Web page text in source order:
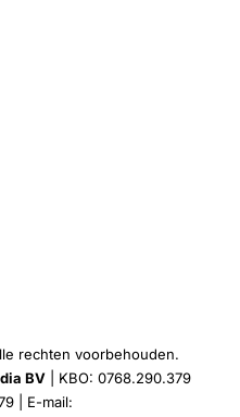
rechten voorbehouden.
BV | KBO: 0768.290.379
| E-mail: